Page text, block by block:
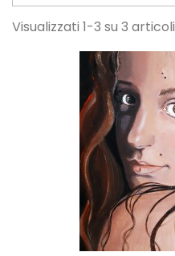
Visualizzati 1-3 su 3 articoli